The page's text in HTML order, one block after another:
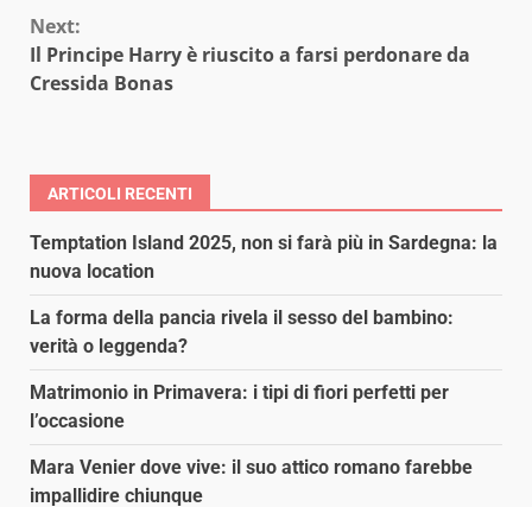
Next:
Il Principe Harry è riuscito a farsi perdonare da
Cressida Bonas
ARTICOLI RECENTI
Temptation Island 2025, non si farà più in Sardegna: la
nuova location
La forma della pancia rivela il sesso del bambino:
verità o leggenda?
Matrimonio in Primavera: i tipi di fiori perfetti per
l’occasione
Mara Venier dove vive: il suo attico romano farebbe
impallidire chiunque